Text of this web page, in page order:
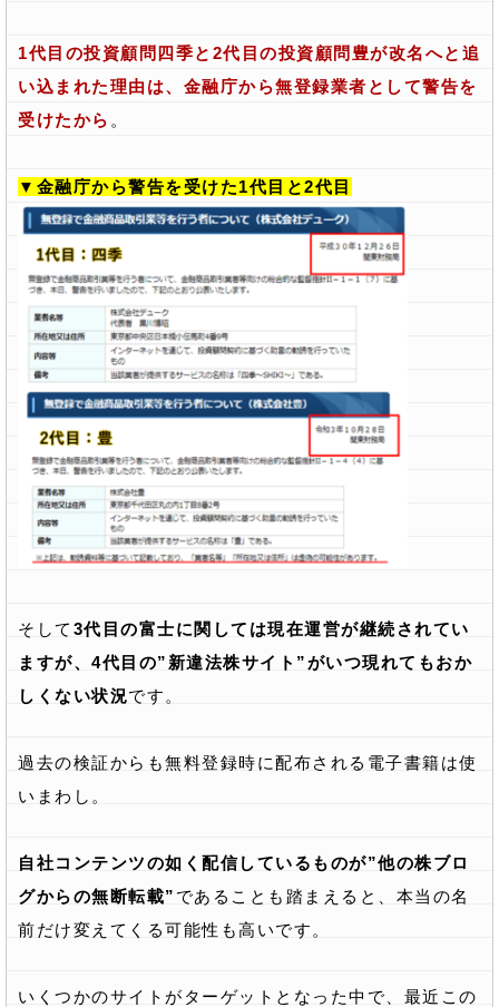
1代目の投資顧問四季と2代目の投資顧問豊が改名へと追
い込まれた理由は、金融庁から無登録業者として警告を
受けたから 。
▼金融庁から警告を受けた1代目と2代目
そして 3代目の富士に関しては現在運営が継続されてい
ますが、4代目の”新違法株サイト”がいつ現れてもおか
しくない状況です。
過去の検証からも無料登録時に配布される電子書籍は使
いまわし。
自社コンテンツの如く配信しているものが”他の株ブロ
グからの無断転載” であることも踏まえると、本当の名
前だけ変えてくる可能性も高いです。
いくつかのサイトがターゲットとなった中で、最近この